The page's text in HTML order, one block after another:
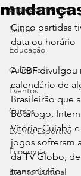
Entretenimento
Saúde
Educação
Culinária
Eventos
Cursos
Evento Esportivo
Economia
Evento Cultural
Cinco partidas
data ou horário
A CBF divulgou
calendário de
Brasileirão que
Botafogo,
Vitória, Cuiabá
jogos sofreram
da TV Globo,
transmissão.